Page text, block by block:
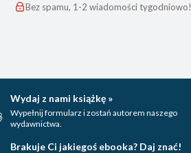
Bez spamu, 1-2 wiadomości tygodniowo!
Wydaj z nami książkę »
Wypełnij formularz i zostań autorem naszego
wydawnictwa.
Brakuje Ci jakiegoś ebooka? Daj znać!